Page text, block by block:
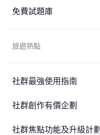
免費試題庫
旅遊熱點
社群最強使用指南
社群創作有價企劃
社群焦點功能及升級計劃